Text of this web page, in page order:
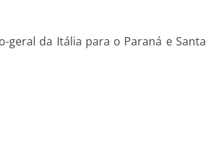
geral da Itália para o Paraná e Santa